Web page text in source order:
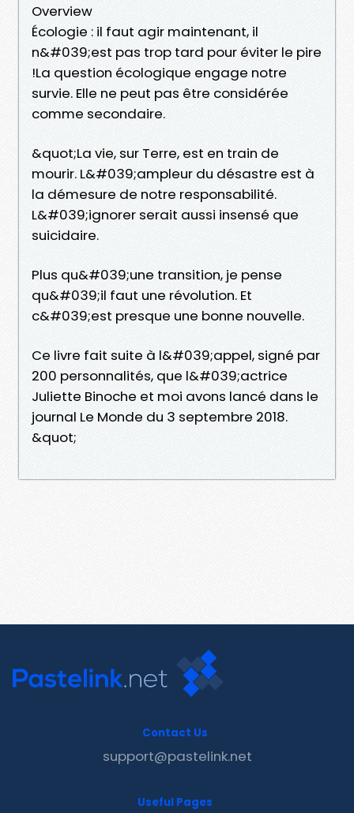
Overview
Écologie : il faut agir maintenant, il
n&#039;est pas trop tard pour éviter le pire
!La question écologique engage notre
survie. Elle ne peut pas être considérée
comme secondaire.
&quot;La vie, sur Terre, est en train de
mourir. L&#039;ampleur du désastre est à
la démesure de notre responsabilité.
L&#039;ignorer serait aussi insensé que
suicidaire.
Plus qu&#039;une transition, je pense
qu&#039;il faut une révolution. Et
c&#039;est presque une bonne nouvelle.
Ce livre fait suite à l&#039;appel, signé par
200 personnalités, que l&#039;actrice
Juliette Binoche et moi avons lancé dans le
journal Le Monde du 3 septembre 2018.
&quot;
Contact Us
support@pastelink.net
Useful Pages